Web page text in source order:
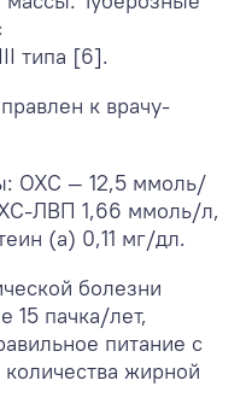
типа [6].
к врачу-
ОХС — 12,5 ммоль/
ЛВП 1,66 ммоль/л,
(а) 0,11 мг/дл.
болезни
15 пачка/лет,
питание с
жирной